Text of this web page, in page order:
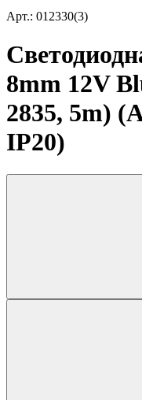
Арт.: 012330(3)
8mm 12V
2835, 5m)
IP20)